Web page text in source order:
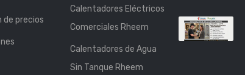
de precios
Calentadores Eléctricos
Comerciales Rheem
Calentadores de Agua
Sin Tanque Rheem